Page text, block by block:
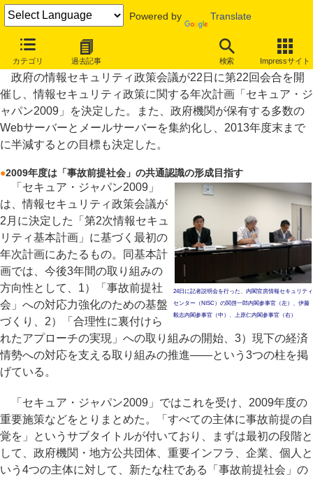
Powered by Translate
カテゴリ 過去記事 検索 Impressサイト
政府機関のWeb／メールサーバー、計2900台を集約化して半減へ
政府の情報セキュリティ政策会議が22日に第22回会合を開
催し、情報セキュリティ政策に関する年次計画「セキュア・ジ
ャパン2009」を決定した。また、政府機関が保有する多数の
Webサーバーとメールサーバーを集約化し、2013年度末まで
に半減するとの目標も決定した。
●2009年度は「事故前提社会」の共通認識の形成目指す
24日に記者説明会を行った、内閣官房情報セキュリティ
センター（NISC）の関啓一郎内閣参事官（左）、伊藤
毅志内閣参事官（中）、上原仁内閣参事官（右）
「セキュア・ジャパン2009」
は、情報セキュリティ政策会議が
2月に決定した「第2次情報セキュ
リティ基本計画」に基づく最初の
年次計画にあたるもの。同基本計
画では、今後3年間の取り組みの
方向性として、1）「事故前提社
会」への対応力強化のための基盤
づくり、2）「合理性に裏付けら
れたアプローチの実現」への取り組みの開始、3）現下の経済
情勢への対応を支える取り組みの推進――という3つの柱を掲
げている。
「セキュア・ジャパン2009」ではこれを受け、2009年度の
重要施策などをとりまとめた。「すべての主体に事故前提の自
覚を」というサブタイトルが付いており、まずは最初の段階と
して、政府機関・地方公共団体、重要インフラ、企業、個人と
いう4つの主体に対して、新たな柱である「事故前提社会」の